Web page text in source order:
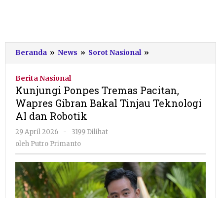
Beranda » News » Sorot Nasional »
Ponpes
Wapres
Gibran
dan
Robotik
Berita Nasional
Kunjungi Ponpes Tremas Pacitan,
Wapres Gibran Bakal Tinjau Teknologi
AI dan Robotik
29 April 2026
oleh
Putro
-
3199 Dilihat
oleh Putro Primanto